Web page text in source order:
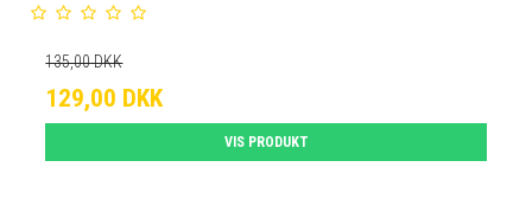
135,00 DKK
129,00 DKK
VIS PRODUKT